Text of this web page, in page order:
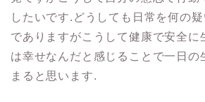
したいです.どうしても日常を何の
でありますがこうして健康で安全に
は幸せなんだと感じることで一日の
まると思います.